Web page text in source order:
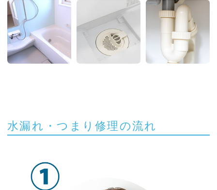
水漏れ・つまり修理の流れ